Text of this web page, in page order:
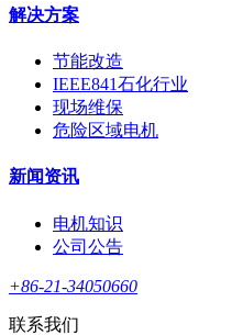
解决方案
节能改造
IEEE841石化行业
现场维保
危险区域电机
新闻资讯
电机知识
公司公告
+86-21-34050660
联系我们